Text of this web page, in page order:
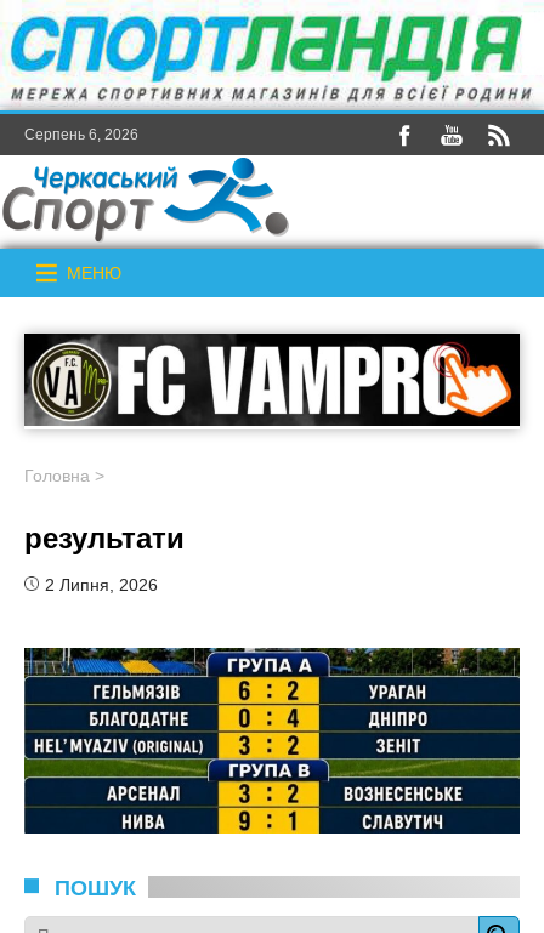
Серпень 6, 2026
МЕНЮ
Головна >
результати
2 Липня, 2026
ПОШУК